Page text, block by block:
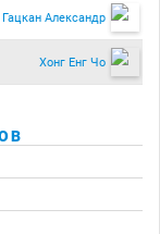
Гацкан Александр
Хонг Енг Чо